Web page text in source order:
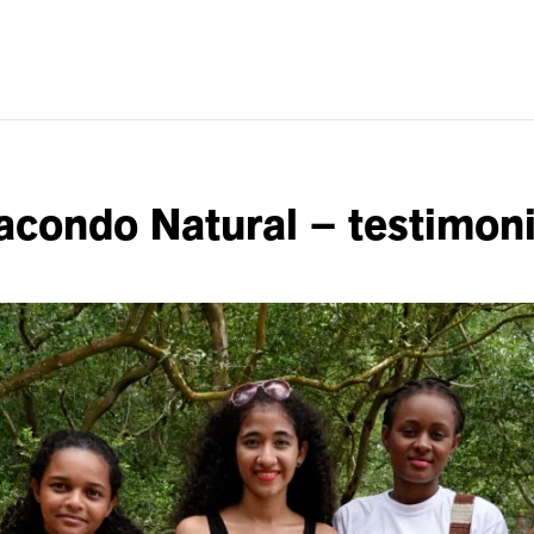
Natural –